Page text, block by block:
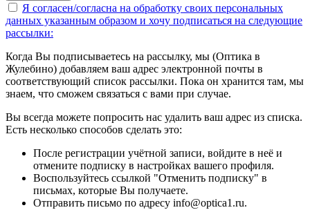
Я согласен/согласна на обработку своих персональных
данных указанным образом и хочу подписаться на следующие
рассылки:
Когда Вы подписываетесь на рассылку, мы (Оптика в
Жулебино) добавляем ваш адрес электронной почты в
соответствующий список рассылки. Пока он хранится там, мы
знаем, что сможем связаться с вами при случае.
Вы всегда можете попросить нас удалить ваш адрес из списка.
Есть несколько способов сделать это:
После регистрации учётной записи, войдите в неё и
отмените подписку в настройках вашего профиля.
Воспользуйтесь ссылкой "Отменить подписку" в
письмах, которые Вы получаете.
Отправить письмо по адресу info@optica1.ru.